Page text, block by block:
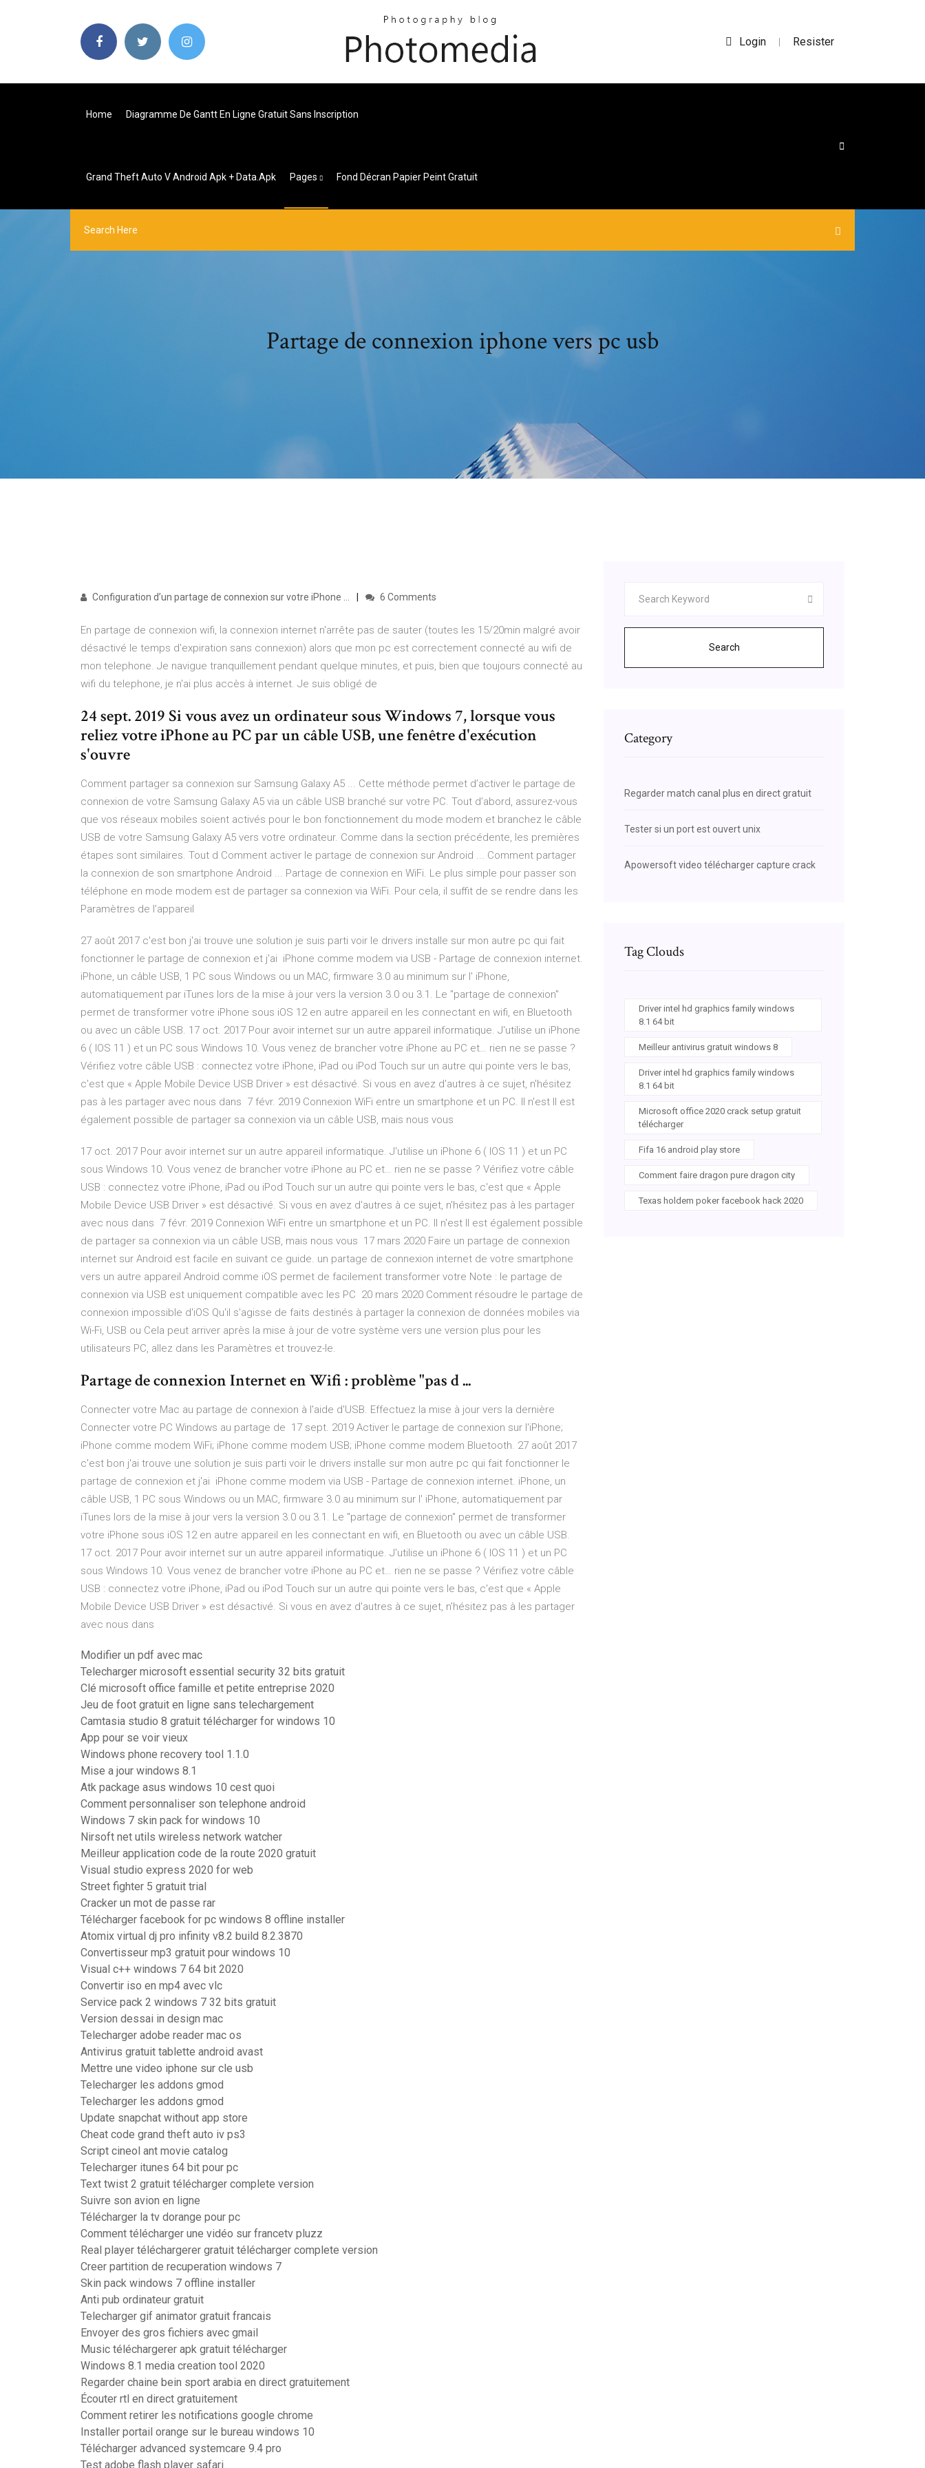
Login | Resister
Home Diagramme De Gantt En Ligne Gratuit Sans Inscription
Grand Theft Auto V Android Apk + Data.apk Pages Fond Décran Papier Peint Gratuit
Partage de connexion iphone vers pc usb
Configuration d’un partage de connexion sur votre iPhone ... 6 Comments
En partage de connexion wifi, la connexion internet n'arrête pas de sauter (toutes les 15/20min malgré avoir
désactivé le temps d'expiration sans connexion) alors que mon pc est correctement connecté au wifi de
mon telephone. Je navigue tranquillement pendant quelque minutes, et puis, bien que toujours connecté au
wifi du telephone, je n'ai plus accès à internet. Je suis obligé de
24 sept. 2019 Si vous avez un ordinateur sous Windows 7, lorsque vous
reliez votre iPhone au PC par un câble USB, une fenêtre d'exécution
s'ouvre
Comment partager sa connexion sur Samsung Galaxy A5 ... Cette méthode permet d’activer le partage de
connexion de votre Samsung Galaxy A5 via un câble USB branché sur votre PC. Tout d’abord, assurez-vous
que vos réseaux mobiles soient activés pour le bon fonctionnement du mode modem et branchez le câble
USB de votre Samsung Galaxy A5 vers votre ordinateur. Comme dans la section précédente, les premières
étapes sont similaires. Tout d Comment activer le partage de connexion sur Android ... Comment partager
la connexion de son smartphone Android ... Partage de connexion en WiFi. Le plus simple pour passer son
téléphone en mode modem est de partager sa connexion via WiFi. Pour cela, il suffit de se rendre dans les
Paramètres de l’appareil
27 août 2017 c'est bon j'ai trouve une solution je suis parti voir le drivers installe sur mon autre pc qui fait
fonctionner le partage de connexion et j'ai iPhone comme modem via USB - Partage de connexion internet.
iPhone, un câble USB, 1 PC sous Windows ou un MAC, firmware 3.0 au minimum sur l' iPhone,
automatiquement par iTunes lors de la mise à jour vers la version 3.0 ou 3.1. Le "partage de connexion"
permet de transformer votre iPhone sous iOS 12 en autre appareil en les connectant en wifi, en Bluetooth
ou avec un câble USB. 17 oct. 2017 Pour avoir internet sur un autre appareil informatique. J'utilise un iPhone
6 ( IOS 11 ) et un PC sous Windows 10. Vous venez de brancher votre iPhone au PC et… rien ne se passe ?
Vérifiez votre câble USB : connectez votre iPhone, iPad ou iPod Touch sur un autre qui pointe vers le bas,
c'est que « Apple Mobile Device USB Driver » est désactivé. Si vous en avez d'autres à ce sujet, n'hésitez
pas à les partager avec nous dans 7 févr. 2019 Connexion WiFi entre un smartphone et un PC. Il n'est Il est
également possible de partager sa connexion via un câble USB, mais nous vous
17 oct. 2017 Pour avoir internet sur un autre appareil informatique. J'utilise un iPhone 6 ( IOS 11 ) et un PC
sous Windows 10. Vous venez de brancher votre iPhone au PC et… rien ne se passe ? Vérifiez votre câble
USB : connectez votre iPhone, iPad ou iPod Touch sur un autre qui pointe vers le bas, c'est que « Apple
Mobile Device USB Driver » est désactivé. Si vous en avez d'autres à ce sujet, n'hésitez pas à les partager
avec nous dans 7 févr. 2019 Connexion WiFi entre un smartphone et un PC. Il n'est Il est également possible
de partager sa connexion via un câble USB, mais nous vous 17 mars 2020 Faire un partage de connexion
internet sur Android est facile en suivant ce guide. un partage de connexion internet de votre smartphone
vers un autre appareil Android comme iOS permet de facilement transformer votre Note : le partage de
connexion via USB est uniquement compatible avec les PC 20 mars 2020 Comment résoudre le partage de
connexion impossible d'iOS Qu'il s'agisse de faits destinés à partager la connexion de données mobiles via
Wi-Fi, USB ou Cela peut arriver après la mise à jour de votre système vers une version plus pour les
utilisateurs PC, allez dans les Paramètres et trouvez-le.
Partage de connexion Internet en Wifi : problème "pas d ...
Connecter votre Mac au partage de connexion à l'aide d'USB. Effectuez la mise à jour vers la dernière
Connecter votre PC Windows au partage de 17 sept. 2019 Activer le partage de connexion sur l'iPhone;
iPhone comme modem WiFi; iPhone comme modem USB; iPhone comme modem Bluetooth. 27 août 2017
c'est bon j'ai trouve une solution je suis parti voir le drivers installe sur mon autre pc qui fait fonctionner le
partage de connexion et j'ai iPhone comme modem via USB - Partage de connexion internet. iPhone, un
câble USB, 1 PC sous Windows ou un MAC, firmware 3.0 au minimum sur l' iPhone, automatiquement par
iTunes lors de la mise à jour vers la version 3.0 ou 3.1. Le "partage de connexion" permet de transformer
votre iPhone sous iOS 12 en autre appareil en les connectant en wifi, en Bluetooth ou avec un câble USB.
17 oct. 2017 Pour avoir internet sur un autre appareil informatique. J'utilise un iPhone 6 ( IOS 11 ) et un PC
sous Windows 10. Vous venez de brancher votre iPhone au PC et… rien ne se passe ? Vérifiez votre câble
USB : connectez votre iPhone, iPad ou iPod Touch sur un autre qui pointe vers le bas, c'est que « Apple
Mobile Device USB Driver » est désactivé. Si vous en avez d'autres à ce sujet, n'hésitez pas à les partager
avec nous dans
Modifier un pdf avec mac
Telecharger microsoft essential security 32 bits gratuit
Clé microsoft office famille et petite entreprise 2020
Jeu de foot gratuit en ligne sans telechargement
Camtasia studio 8 gratuit télécharger for windows 10
App pour se voir vieux
Windows phone recovery tool 1.1.0
Mise a jour windows 8.1
Atk package asus windows 10 cest quoi
Comment personnaliser son telephone android
Windows 7 skin pack for windows 10
Nirsoft net utils wireless network watcher
Meilleur application code de la route 2020 gratuit
Visual studio express 2020 for web
Street fighter 5 gratuit trial
Cracker un mot de passe rar
Télécharger facebook for pc windows 8 offline installer
Atomix virtual dj pro infinity v8.2 build 8.2.3870
Convertisseur mp3 gratuit pour windows 10
Visual c++ windows 7 64 bit 2020
Convertir iso en mp4 avec vlc
Service pack 2 windows 7 32 bits gratuit
Version dessai in design mac
Telecharger adobe reader mac os
Antivirus gratuit tablette android avast
Mettre une video iphone sur cle usb
Telecharger les addons gmod
Telecharger les addons gmod
Update snapchat without app store
Cheat code grand theft auto iv ps3
Script cineol ant movie catalog
Telecharger itunes 64 bit pour pc
Text twist 2 gratuit télécharger complete version
Suivre son avion en ligne
Télécharger la tv dorange pour pc
Comment télécharger une vidéo sur francetv pluzz
Real player téléchargerer gratuit télécharger complete version
Creer partition de recuperation windows 7
Skin pack windows 7 offline installer
Anti pub ordinateur gratuit
Telecharger gif animator gratuit francais
Envoyer des gros fichiers avec gmail
Music téléchargerer apk gratuit télécharger
Windows 8.1 media creation tool 2020
Regarder chaine bein sport arabia en direct gratuitement
Écouter rtl en direct gratuitement
Comment retirer les notifications google chrome
Installer portail orange sur le bureau windows 10
Télécharger advanced systemcare 9.4 pro
Test adobe flash player safari
Search
Category
Regarder match canal plus en direct gratuit
Tester si un port est ouvert unix
Apowersoft video télécharger capture crack
Tag Clouds
Driver intel hd graphics family windows
8.1 64 bit
Meilleur antivirus gratuit windows 8
Driver intel hd graphics family windows
8.1 64 bit
Microsoft office 2020 crack setup gratuit
télécharger
Fifa 16 android play store
Comment faire dragon pure dragon city
Texas holdem poker facebook hack 2020